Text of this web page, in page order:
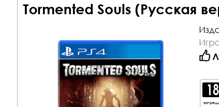
Tormented Souls (Русская